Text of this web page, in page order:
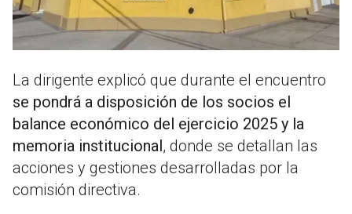
La dirigente explicó que durante el encuentro
se pondrá a disposición de los socios el
balance económico del ejercicio 2025 y la
memoria institucional, donde se detallan las
acciones y gestiones desarrolladas por la
comisión directiva.